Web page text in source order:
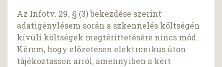
Az Infotv. 29. § (3) bekezdése szerint
adatigénylésem során a szkennelés költségén
kívüli költségek megtéríttetésére nincs mód.
Kérem, hogy előzetesen elektronikus úton
tájékoztasson arról, amennyiben a kért